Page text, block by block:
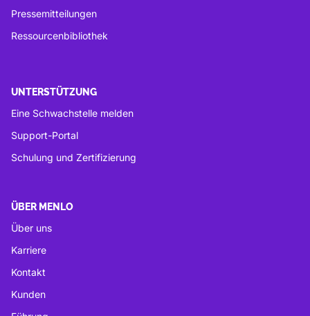
Pressemitteilungen
Ressourcenbibliothek
UNTERSTÜTZUNG
Eine Schwachstelle melden
Support-Portal
Schulung und Zertifizierung
ÜBER MENLO
Über uns
Karriere
Kontakt
Kunden